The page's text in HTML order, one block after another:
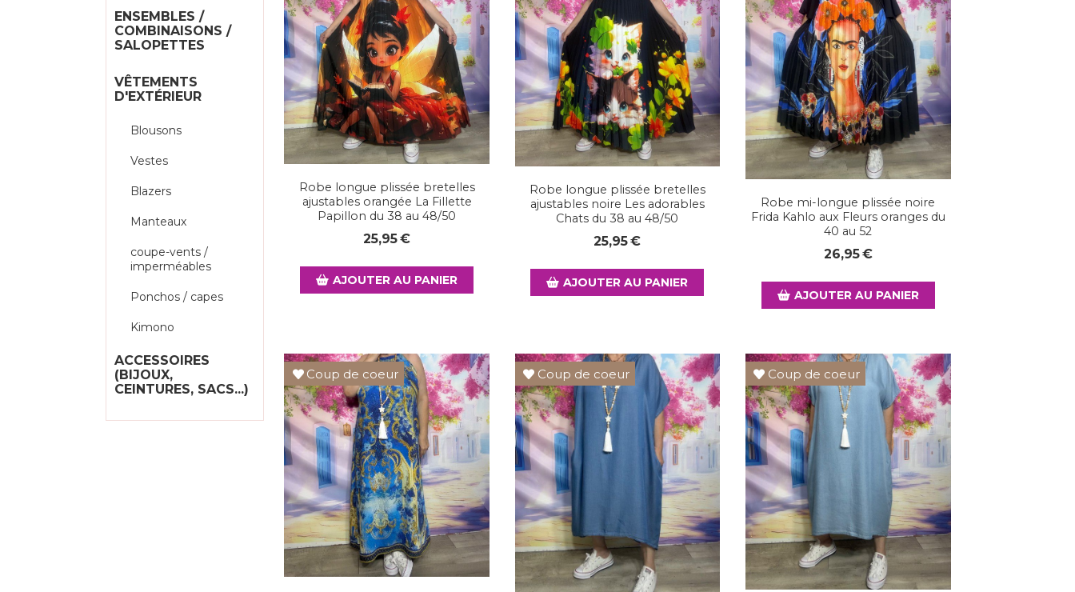
ENSEMBLES /
COMBINAISONS /
SALOPETTES
VÊTEMENTS
D'EXTÉRIEUR
Blousons
Vestes
Blazers
Manteaux
coupe-vents /
imperméables
Ponchos / capes
Kimono
ACCESSOIRES
(BIJOUX,
CEINTURES, SACS...)
Robe longue plissée bretelles
ajustables orangée La Fillette
Papillon du 38 au 48/50
25,95€
AJOUTER AU PANIER
Robe longue plissée bretelles
ajustables noire Les adorables
Chats du 38 au 48/50
25,95€
AJOUTER AU PANIER
Robe mi-longue plissée noire
Frida Kahlo aux Fleurs oranges du
40 au 52
26,95€
AJOUTER AU PANIER
Coup de coeur Coup de coeur Coup de coeur